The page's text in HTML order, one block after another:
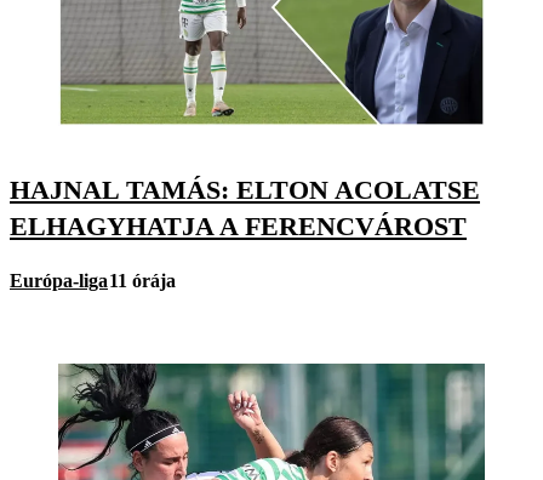
HAJNAL TAMÁS: ELTON ACOLATSE
ELHAGYHATJA A FERENCVÁROST
Európa-liga11 órája